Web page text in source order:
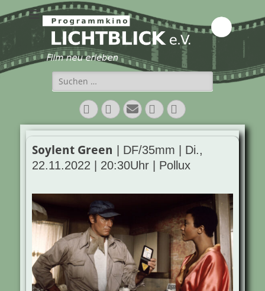
Programmkino
Lichtblick e.V.
Suchen
nach:
Facebook
Twitter
E-
Mail
VimeoInstagram
Soylent Green | DF/35mm | Di.,
22.11.2022 | 20:30Uhr | Pollux